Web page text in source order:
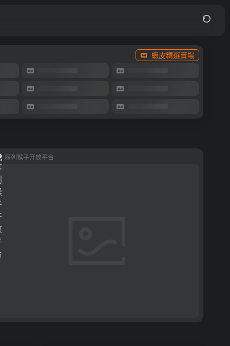
蝦皮精選賣場
序列猴子开放平台